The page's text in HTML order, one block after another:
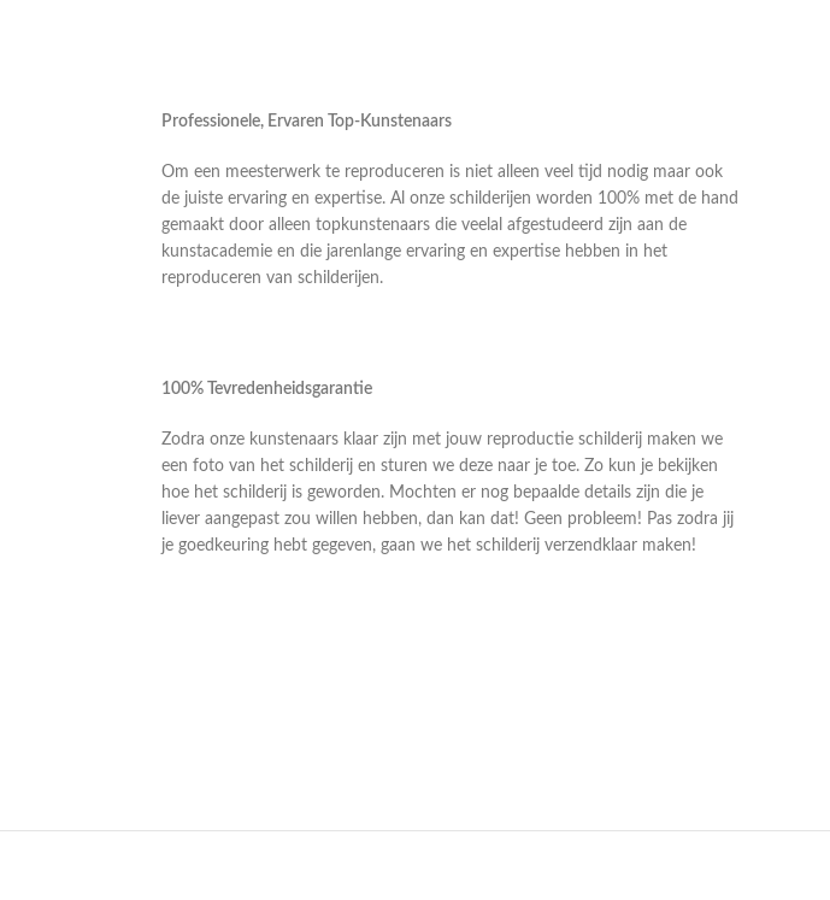
Professionele, Ervaren Top-Kunstenaars
Om een meesterwerk te reproduceren is niet alleen veel tijd nodig maar ook
de juiste ervaring en expertise. Al onze schilderijen worden 100% met de hand
gemaakt door alleen topkunstenaars die veelal afgestudeerd zijn aan de
kunstacademie en die jarenlange ervaring en expertise hebben in het
reproduceren van schilderijen.
100% Tevredenheidsgarantie
Zodra onze kunstenaars klaar zijn met jouw reproductie schilderij maken we
een foto van het schilderij en sturen we deze naar je toe. Zo kun je bekijken
hoe het schilderij is geworden. Mochten er nog bepaalde details zijn die je
liever aangepast zou willen hebben, dan kan dat! Geen probleem! Pas zodra jij
je goedkeuring hebt gegeven, gaan we het schilderij verzendklaar maken!